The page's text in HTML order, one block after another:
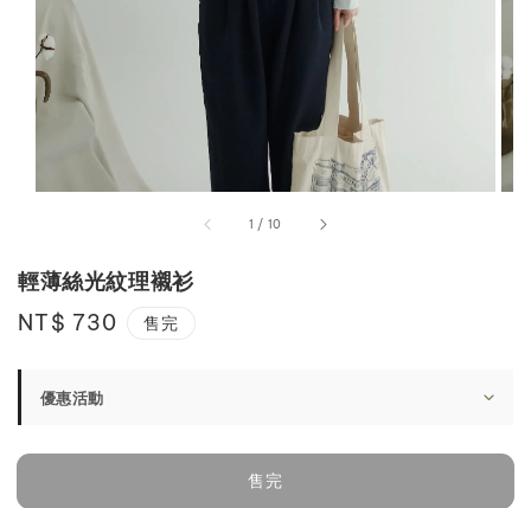
1 / 10
輕薄絲光紋理襯衫
Regular
NT$ 730 售完
優惠活動
售完